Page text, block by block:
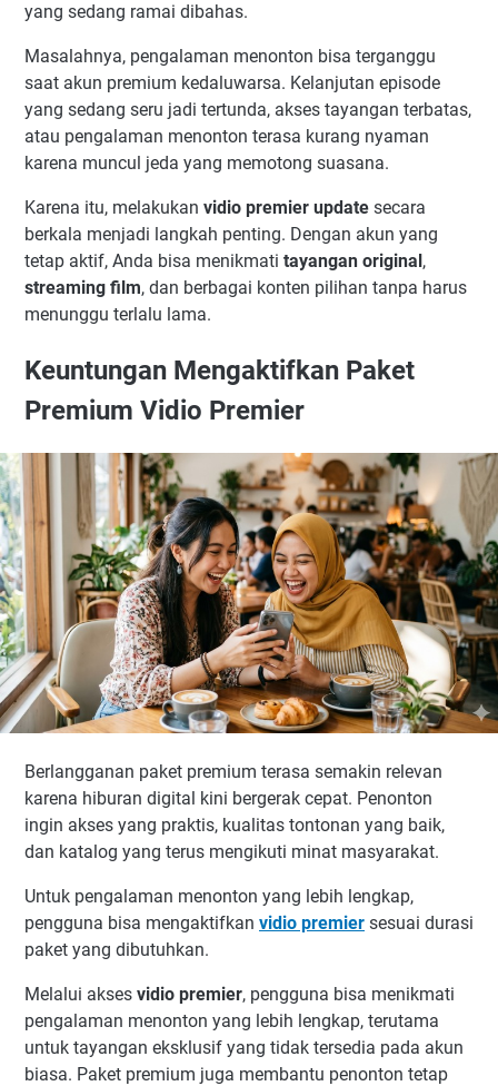
yang sedang ramai dibahas.
Masalahnya, pengalaman menonton bisa terganggu
saat akun premium kedaluwarsa. Kelanjutan episode
yang sedang seru jadi tertunda, akses tayangan terbatas,
atau pengalaman menonton terasa kurang nyaman
karena muncul jeda yang memotong suasana.
Karena itu, melakukan vidio premier update secara
berkala menjadi langkah penting. Dengan akun yang
tetap aktif, Anda bisa menikmati tayangan original,
streaming film, dan berbagai konten pilihan tanpa harus
menunggu terlalu lama.
Keuntungan Mengaktifkan Paket
Premium Vidio Premier
Berlangganan paket premium terasa semakin relevan
karena hiburan digital kini bergerak cepat. Penonton
ingin akses yang praktis, kualitas tontonan yang baik,
dan katalog yang terus mengikuti minat masyarakat.
Untuk pengalaman menonton yang lebih lengkap,
pengguna bisa mengaktifkan vidio premier sesuai durasi
paket yang dibutuhkan.
Melalui akses vidio premier, pengguna bisa menikmati
pengalaman menonton yang lebih lengkap, terutama
untuk tayangan eksklusif yang tidak tersedia pada akun
biasa. Paket premium juga membantu penonton tetap